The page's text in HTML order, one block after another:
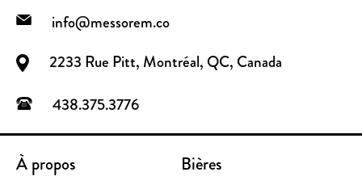
info@messorem.co
2233 Rue Pitt, Montréal, QC, Canada
438.375.3776
À propos
Bières